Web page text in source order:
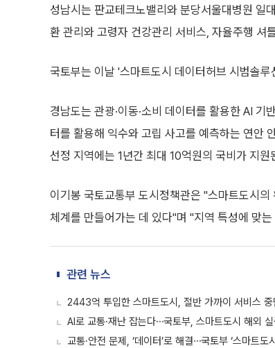
성남시는 판교테크노밸리와 분당서울대병원 일
환 관리와 고령자 건강관리 서비스, 자율주행 셔
국토부는 이날 '스마트도시 데이터허브 시범솔
경남도는 관광·이동·소비 데이터를 활용한 AI 기
터를 활용해 익수와 고립 사고를 예측하는 연안
선정 지역에는 1년간 최대 10억원의 국비가 지원
이기봉 국토교통부 도시정책관은 "스마트도시
체계를 만들어가는 데 있다"며 "지역 특성에 맞
관련 뉴스
2443억 투입한 스마트도시, 절반 가까이 서비스 중
AI로 교통·재난 잡는다⋯국토부, 스마트도시 해외
교통·안전 문제, ‘데이터’로 해결⋯국토부 ‘스마트도